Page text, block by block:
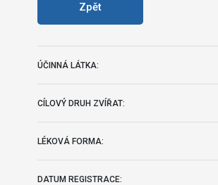
Zpět
ÚČINNÁ LÁTKA:
CÍLOVÝ DRUH ZVÍŘAT:
LÉKOVÁ FORMA:
DATUM REGISTRACE: